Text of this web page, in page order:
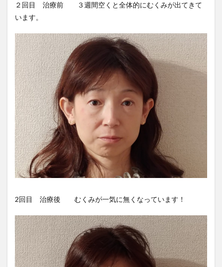
２回目 治療前 ３週間空くと全体的にむくみが出てきて
います。
2回目 治療後 むくみが一気に無くなっています！